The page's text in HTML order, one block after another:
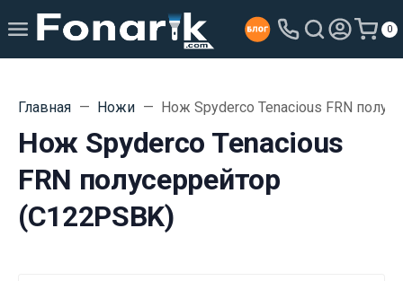
0
Главная Ножи Нож Spyderco Tenacious FRN
Нож Spyderco Tenacious
FRN полусеррейтор
(C122PSBK)